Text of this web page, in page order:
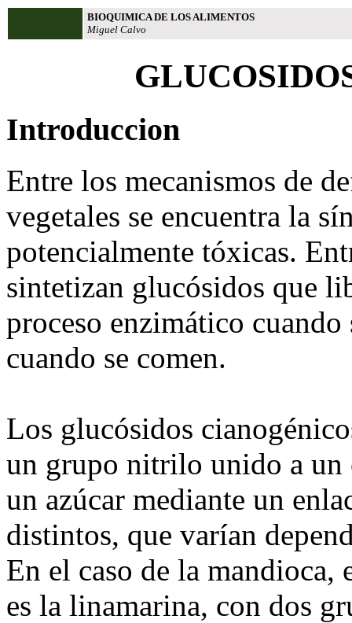
BIOQUIMICA DE LOS ALIMENTOS
Miguel Calvo
Introduccion
Entre los mecanismos de
vegetales se encuentra la
potencialmente tóxicas.
sintetizan glucósidos que
proceso enzimático cuando
cuando se comen.
Los glucósidos
un grupo nitrilo unido a un
un azúcar mediante un
distintos, que varían
En el caso de la
es la linamarina, con dos